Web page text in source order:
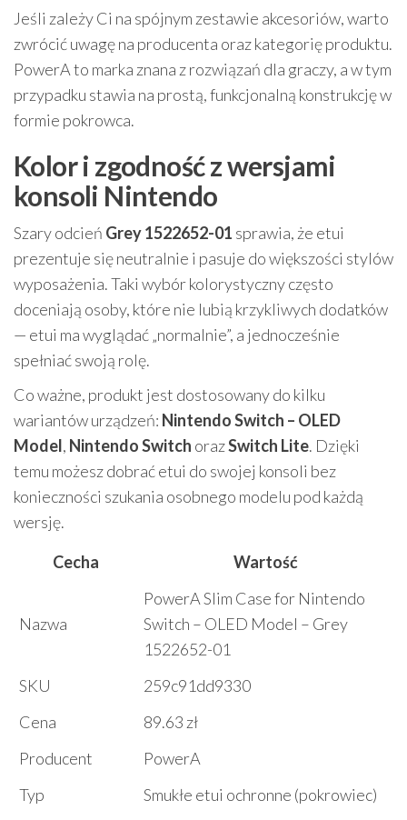
Jeśli zależy Ci na spójnym zestawie akcesoriów, warto
zwrócić uwagę na producenta oraz kategorię produktu.
PowerA to marka znana z rozwiązań dla graczy, a w tym
przypadku stawia na prostą, funkcjonalną konstrukcję w
formie pokrowca.
Kolor i zgodność z wersjami
konsoli Nintendo
Szary odcień Grey 1522652-01 sprawia, że etui
prezentuje się neutralnie i pasuje do większości stylów
wyposażenia. Taki wybór kolorystyczny często
doceniają osoby, które nie lubią krzykliwych dodatków
— etui ma wyglądać „normalnie”, a jednocześnie
spełniać swoją rolę.
Co ważne, produkt jest dostosowany do kilku
wariantów urządzeń: Nintendo Switch – OLED
Model, Nintendo Switch orazSwitch Lite. Dzięki
temu możesz dobrać etui do swojej konsoli bez
konieczności szukania osobnego modelu pod każdą
wersję.
Cecha
Wartość
Nazwa
PowerA Slim Case for Nintendo
Switch – OLED Model – Grey
1522652-01
SKU
259c91dd9330
Cena
89.63 zł
Producent
PowerA
Typ
Smukłe etui ochronne (pokrowiec)